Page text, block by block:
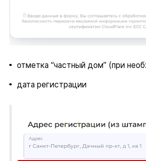
отметка “частный дом” (при
дата регистрации